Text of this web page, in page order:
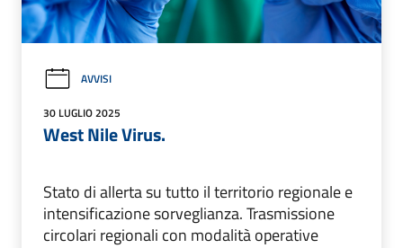
AVVISI
30 LUGLIO 2025
West Nile Virus.
Stato di allerta su tutto il territorio regionale e
intensificazione sorveglianza. Trasmissione
circolari regionali con modalità operative